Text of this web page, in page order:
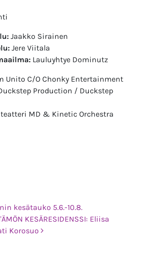
Jaakko Sirainen
Jere Viitala
Lauluyhtye Dominutz
Unito C/O Chonky Entertainment
Production / Duckstep
MD & Kinetic Orchestra
kesätauko 5.6.-10.8.
KESÄRESIDENSSI: Eliisa
Korosuo